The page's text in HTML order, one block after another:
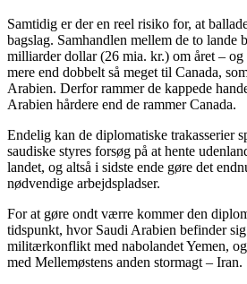
Samtidig er der en reel risiko for, at
bagslag. Samhandlen mellem de to lande
milliarder dollar (26 mia. kr.) om året –
mere end dobbelt så meget til Canada,
Arabien. Derfor rammer de kappede
Arabien hårdere end de rammer Canada.
Endelig kan de diplomatiske trakasserier
saudiske styres forsøg på at hente
landet, og altså i sidste ende gøre det
nødvendige arbejdspladser.
For at gøre ondt værre kommer den
tidspunkt, hvor Saudi Arabien befinder
militærkonflikt med nabolandet Yemen,
med Mellemøstens anden stormagt – Iran.